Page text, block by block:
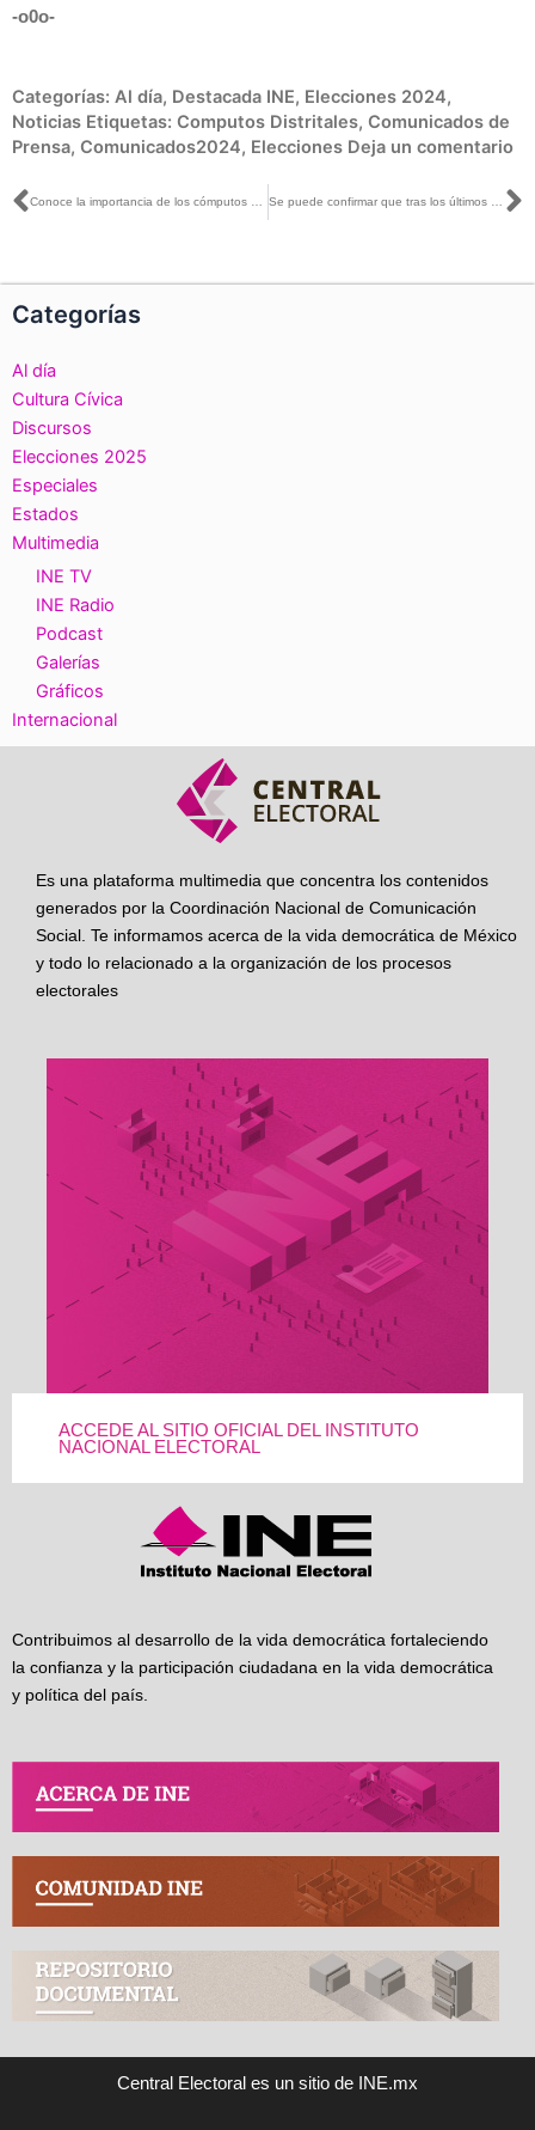
-o0o-
Categorías: Al día, Destacada INE, Elecciones 2024,
Noticias Etiquetas: Computos Distritales, Comunicados de
Prensa, Comunicados2024, Elecciones Deja un comentario
Ant Conoce la importancia de los cómputos distritales para los resultados las Elecciones Federales 2024 Se puede confirmar que tras los últimos resultados del Cómputo Distrital, el Comité Técnico y el PREP coinciden en las tendencias: Guadalupe Taddei con Eduardo Ruiz Healy
Categorías
Al día
Cultura Cívica
Discursos
Elecciones 2025
Especiales
Estados
Multimedia
INE TV
INE Radio
Podcast
Galerías
Gráficos
Internacional
Es una plataforma multimedia que concentra los contenidos
generados por la Coordinación Nacional de Comunicación
Social. Te informamos acerca de la vida democrática de México
y todo lo relacionado a la organización de los procesos
electorales
ACCEDE AL SITIO OFICIAL DEL INSTITUTO
NACIONAL ELECTORAL
Contribuimos al desarrollo de la vida democrática fortaleciendo
la confianza y la participación ciudadana en la vida democrática
y política del país.
Central Electoral es un sitio de INE.mx